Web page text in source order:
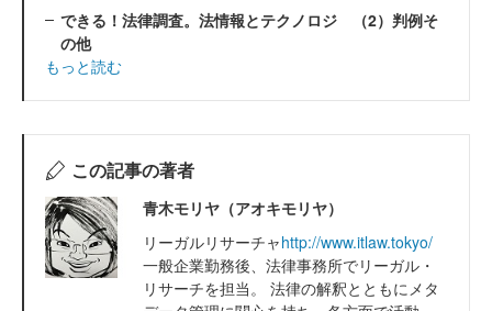
できる！法律調査。法情報とテクノロジ （2）判例そ
の他
もっと読む
この記事の著者
青木モリヤ（アオキモリヤ）
リーガルリサーチャhttp://www.itlaw.tokyo/
一般企業勤務後、法律事務所でリーガル・
リサーチを担当。 法律の解釈とともにメタ